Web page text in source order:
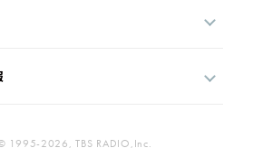
1995-2026, TBS RADIO,Inc.